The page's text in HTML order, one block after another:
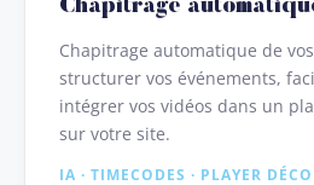
Chapitrage
Chapitrage automatique de
structurer vos événements,
intégrer vos vidéos dans un
sur votre site.
IA · TIMECODES · PLAYER